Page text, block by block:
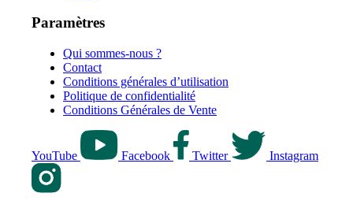
Paramètres
Qui sommes-nous ?
Contact
Conditions générales d’utilisation
Politique de confidentialité
Conditions Générales de Vente
YouTube Facebook Twitter Instagram